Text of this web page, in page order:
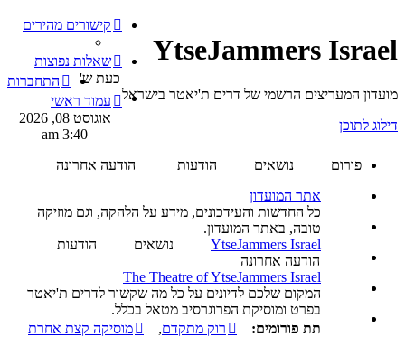
YtseJammers Israel
מועדון המעריצים הרשמי של דרים ת'יאטר בישראל
דילוג לתוכן
קישורים מהירים
שאלות נפוצות
התחברות
עמוד ראשי
כעת ש'
אוגוסט 08, 2026
3:40 am
פורום
נושאים הודעות
הודעה אחרונה
אתר המועדון
כל החדשות והעידכונים, מידע על הלהקה, וגם מוזיקה
טובה, באתר המועדון.
YtseJammers Israel
נושאים
הודעות
הודעה אחרונה
The Theatre of YtseJammers Israel
המקום שלכם לדיונים על כל מה שקשור לדרים ת'יאטר
בפרט ומוסיקת הפרוגרסיב מטאל בכלל.
תת פורומים:
רוק מתקדם,
מוסיקה קצת אחרת